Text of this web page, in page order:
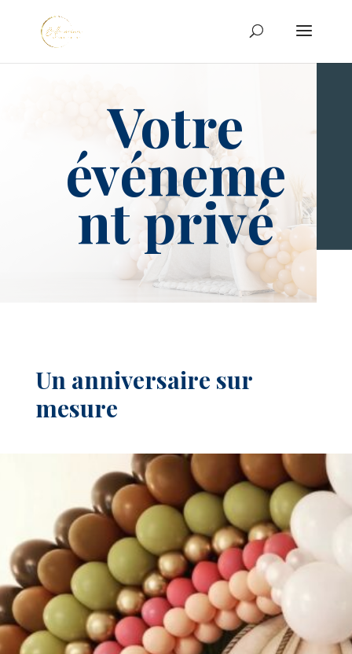
Votre
événeme
nt privé
Un anniversaire sur
mesure